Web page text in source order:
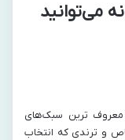
می‌توانید
معروف ترین سبک‌های
و ترندی که انتخاب